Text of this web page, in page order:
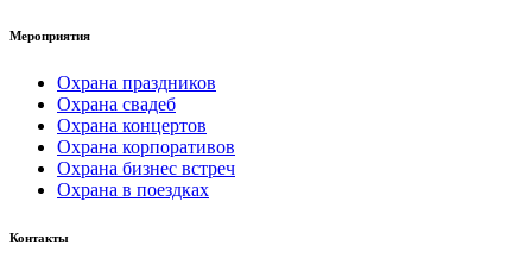
Мероприятия
Охрана праздников
Охрана свадеб
Охрана концертов
Охрана корпоративов
Охрана бизнес встреч
Охрана в поездках
Контакты